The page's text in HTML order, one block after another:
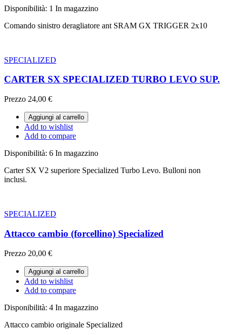
Disponibilità: 1 In magazzino
Comando sinistro deragliatore ant SRAM GX TRIGGER 2x10
SPECIALIZED
CARTER SX SPECIALIZED TURBO LEVO SUP.
Prezzo 24,00 €
Aggiungi al carrello
Add to wishlist
Add to compare
Disponibilità: 6 In magazzino
Carter SX V2 superiore Specialized Turbo Levo. Bulloni non
inclusi.
SPECIALIZED
Attacco cambio (forcellino) Specialized
Prezzo 20,00 €
Aggiungi al carrello
Add to wishlist
Add to compare
Disponibilità: 4 In magazzino
Attacco cambio originale Specialized